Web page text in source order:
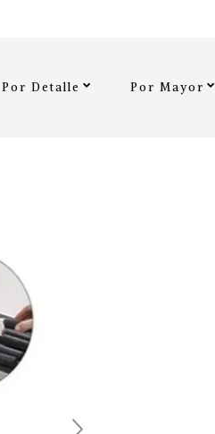
Por Detalle Por Mayor